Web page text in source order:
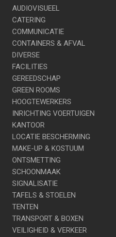
AUDIOVISUEEL
CATERING
COMMUNICATIE
CONTAINERS & AFVAL
DIVERSE
FACILITIES
GEREEDSCHAP
GREEN ROOMS
HOOGTEWERKERS
INRICHTING VOERTUIGEN
KANTOOR
LOCATIE BESCHERMING
MAKE-UP & KOSTUUM
ONTSMETTING
SCHOONMAAK
SIGNALISATIE
TAFELS & STOELEN
TENTEN
TRANSPORT & BOXEN
VEILIGHEID & VERKEER